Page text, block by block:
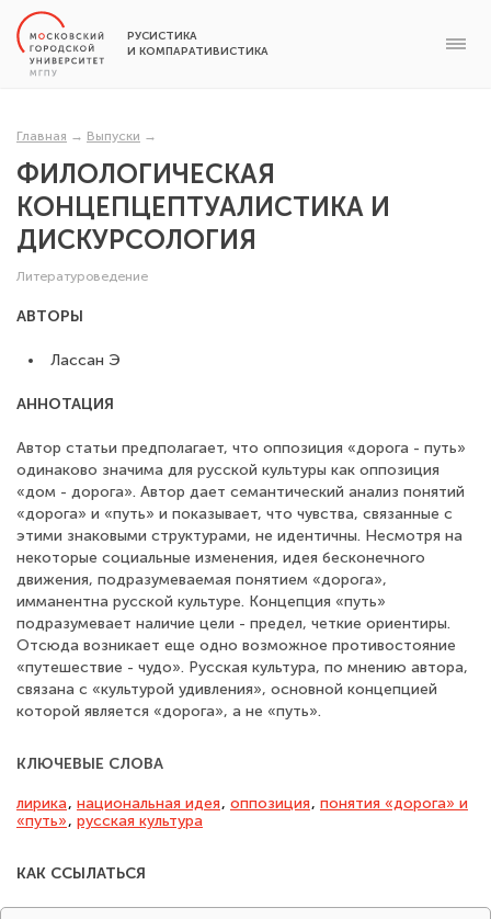
РУСИСТИКА
И КОМПАРАТИВИСТИКА
Главная → Выпуски →
ФИЛОЛОГИЧЕСКАЯ
КОНЦЕПЦЕПТУАЛИСТИКА И
ДИСКУРСОЛОГИЯ
Литературоведение
АВТОРЫ
Лассан Э
АННОТАЦИЯ
Автор статьи предполагает, что оппозиция «дорога - путь»
одинаково значима для русской культуры как оппозиция
«дом - дорога». Автор дает семантический анализ понятий
«дорога» и «путь» и показывает, что чувства, связанные с
этими знаковыми структурами, не идентичны. Несмотря на
некоторые социальные изменения, идея бесконечного
движения, подразумеваемая понятием «дорога»,
имманентна русской культуре. Концепция «путь»
подразумевает наличие цели - предел, четкие ориентиры.
Отсюда возникает еще одно возможное противостояние
«путешествие - чудо». Русская культура, по мнению автора,
связана с «культурой удивления», основной концепцией
которой является «дорога», а не «путь».
КЛЮЧЕВЫЕ СЛОВА
лирика, национальная идея, оппозиция, понятия «дорога» и
«путь», русская культура
КАК ССЫЛАТЬСЯ